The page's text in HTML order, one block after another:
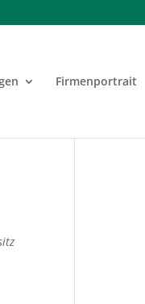
Firmenportrait